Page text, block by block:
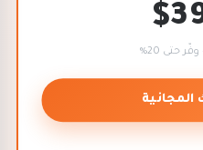
حتى 20%
المجانية